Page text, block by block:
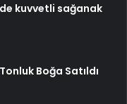
kuvvetli sağanak
Boğa Satıldı